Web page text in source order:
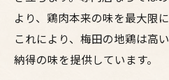
大阪で鳥料理を満喫
より、鶏肉本来の味を最大限
これにより、梅田の地鶏は高
納得の味を提供しています。